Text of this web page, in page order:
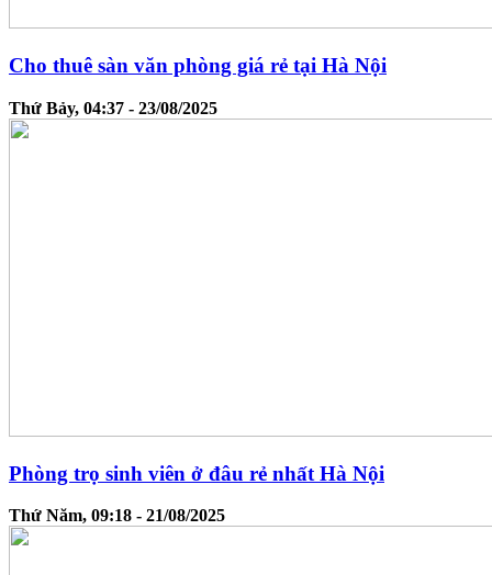
Cho thuê sàn văn phòng giá rẻ tại Hà Nội
Thứ Bảy, 04:37 - 23/08/2025
Phòng trọ sinh viên ở đâu rẻ nhất Hà Nội
Thứ Năm, 09:18 - 21/08/2025